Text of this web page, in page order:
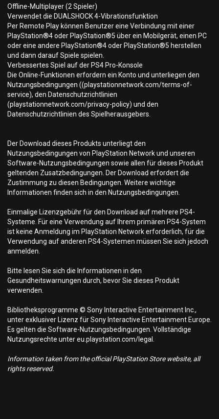
Offline-Multiplayer (2 Spieler)
Verwendet die DUALSHOCK 4-Vibrationsfunktion
Per Remote Play können Benutzer eine Verbindung mit einer
PlayStation®4 oder PlayStation®5 über ein Mobilgerät, einen PC
oder eine andere PlayStation®4 oder PlayStation®5 herstellen
und dann darauf Spiele spielen.
Verbessertes Spiel auf der PS4 Pro-Konsole
Die Online-Funktionen erfordern ein Konto und unterliegen den
Nutzungsbedingungen ((playstationnetwork.com/terms-of-
service), den Datenschutzrichtlinien
(playstationnetwork.com/privacy-policy) und den
Datenschutzrichtlinien des Spielherausgebers.
Der Download dieses Produkts unterliegt den
Nutzungsbedingungen von PlayStation Network und unseren
Software-Nutzungsbedingungen sowie allen für dieses Produkt
geltenden Zusatzbedingungen. Der Download erfordert die
Zustimmung zu diesen Bedingungen. Weitere wichtige
Informationen finden sich in den Nutzungsbedingungen.
Einmalige Lizenzgebühr für den Download auf mehrere PS4-
Systeme. Für eine Verwendung auf Ihrem primären PS4-System
ist keine Anmeldung im PlayStation Network erforderlich, für die
Verwendung auf anderen PS4-Systemen müssen Sie sich jedoch
anmelden.
Bitte lesen Sie sich die Informationen in den
Gesundheitswarnungen durch, bevor Sie dieses Produkt
verwenden.
Bibliotheksprogramme © Sony Interactive Entertainment Inc.,
unter exklusiver Lizenz für Sony Interactive Entertainment Europe.
Es gelten die Software-Nutzungsbedingungen. Vollständige
Nutzungsrechte unter eu.playstation.com/legal.
Information taken from the official PlayStation Store website, all
rights reserved.